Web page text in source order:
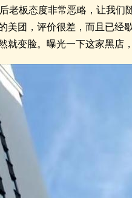
老板态度非常恶略，让我
美团，评价很差，而且已
变脸。曝光一下这家黑店